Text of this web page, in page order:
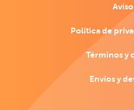
Política de
Términos y
Envíos y